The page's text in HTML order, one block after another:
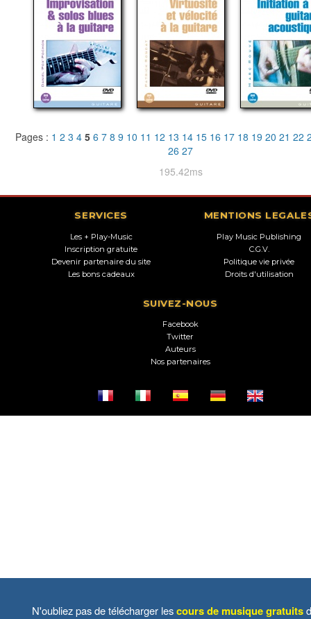
Pages : 1 2 3 4 5 6 7 8 9 10 11 12 13 14 15 16 17 18 19 20 21 22
26 27
195.42ms
SERVICES
Les + Play-Music
Inscription gratuite
Devenir partenaire du site
Les bons cadeaux
MENTIONS
Play Music Publishing
C.G.V.
Politique vie privée
Droits d'utilisation
SUIVEZ-NOUS
Facebook
Twitter
Auteurs
Nos partenaires
N'oubliez pas de télécharger lescours de musique gratuits